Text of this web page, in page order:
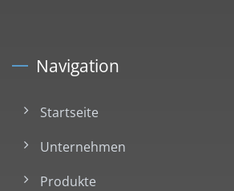
Navigation
Startseite
Unternehmen
Produkte